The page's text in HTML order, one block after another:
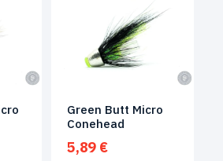
Green Butt Micro
Conehead
5,89 €